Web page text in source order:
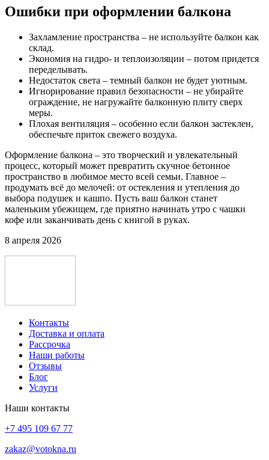
Ошибки при оформлении балкона
Захламление пространства – не используйте балкон как
склад.
Экономия на гидро- и теплоизоляции – потом придется
переделывать.
Недостаток света – темный балкон не будет уютным.
Игнорирование правил безопасности – не убирайте
ограждение, не нагружайте балконную плиту сверх
меры.
Плохая вентиляция – особенно если балкон застеклен,
обеспечьте приток свежего воздуха.
Оформление балкона – это творческий и увлекательный
процесс, который может превратить скучное бетонное
пространство в любимое место всей семьи. Главное –
продумать всё до мелочей: от остекления и утепления до
выбора подушек и кашпо. Пусть ваш балкон станет
маленьким убежищем, где приятно начинать утро с чашки
кофе или заканчивать день с книгой в руках.
8 апреля 2026
Контакты
Доставка и оплата
Рассрочка
Наши работы
Отзывы
Блог
Услуги
Наши контакты
+7 495 109 67 77
zakaz@votokna.ru